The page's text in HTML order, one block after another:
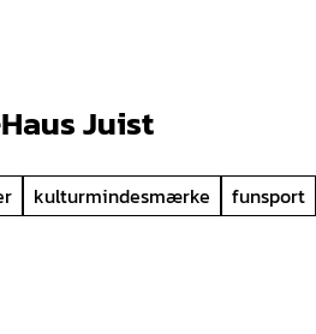
Juist
kulturmindesmærke funsport